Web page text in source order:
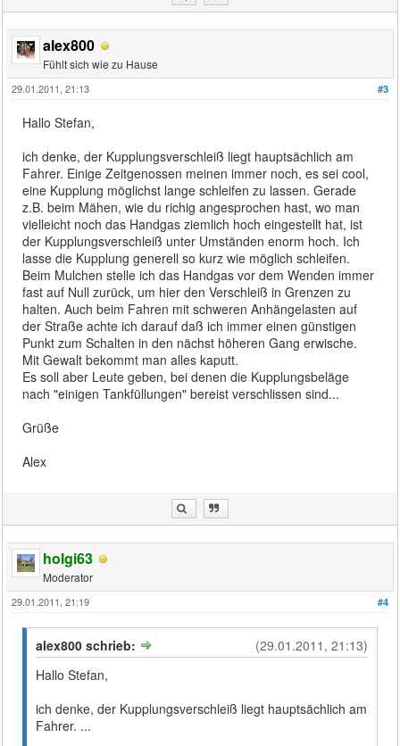
alex800
Fühlt sich wie zu Hause
#3
29.01.2011, 21:13
Hallo Stefan,
ich denke, der Kupplungsverschleiß liegt hauptsächlich am
Fahrer. Einige Zeitgenossen meinen immer noch, es sei cool,
eine Kupplung möglichst lange schleifen zu lassen. Gerade
z.B. beim Mähen, wie du richig angesprochen hast, wo man
vielleicht noch das Handgas ziemlich hoch eingestellt hat, ist
der Kupplungsverschleiß unter Umständen enorm hoch. Ich
lasse die Kupplung generell so kurz wie möglich schleifen.
Beim Mulchen stelle ich das Handgas vor dem Wenden immer
fast auf Null zurück, um hier den Verschleiß in Grenzen zu
halten. Auch beim Fahren mit schweren Anhängelasten auf
der Straße achte ich darauf daß ich immer einen günstigen
Punkt zum Schalten in den nächst höheren Gang erwische.
Mit Gewalt bekommt man alles kaputt.
Es soll aber Leute geben, bei denen die Kupplungsbeläge
nach "einigen Tankfüllungen" bereist verschlissen sind...
Grüße
Alex
holgi63
Moderator
#4
29.01.2011, 21:19
(29.01.2011, 21:13)
alex800 schrieb:
Hallo Stefan,
ich denke, der Kupplungsverschleiß liegt hauptsächlich am
Fahrer. ...